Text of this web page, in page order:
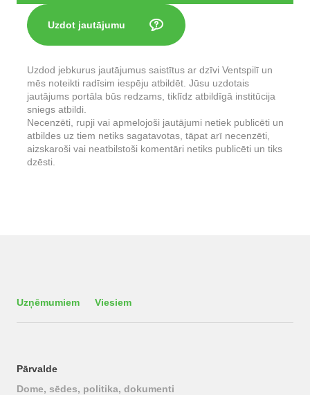
Uzdot jautājumu
Uzdod jebkurus jautājumus saistītus ar dzīvi Ventspilī un
mēs noteikti radīsim iespēju atbildēt. Jūsu uzdotais
jautājums portāla būs redzams, tiklīdz atbildīgā institūcija
sniegs atbildi.
Necenzēti, rupji vai apmelojoši jautājumi netiek publicēti un
atbildes uz tiem netiks sagatavotas, tāpat arī necenzēti,
aizskaroši vai neatbilstoši komentāri netiks publicēti un tiks
dzēsti.
Uzņēmumiem Viesiem
Pārvalde
Dome, sēdes, politika, dokumenti